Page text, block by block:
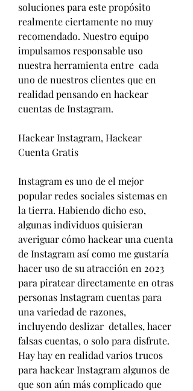
soluciones para este propósito
realmente ciertamente no muy
recomendado. Nuestro equipo
impulsamos responsable uso
nuestra herramienta entre  cada
uno de nuestros clientes que en
realidad pensando en hackear
cuentas de Instagram.
Hackear Instagram, Hackear
Cuenta Gratis
Instagram es uno de el mejor
popular redes sociales sistemas en
la tierra. Habiendo dicho eso,
algunas individuos quisieran
averiguar cómo hackear una cuenta
de Instagram así como me gustaría
hacer uso de su atracción en 2023
para piratear directamente en otras
personas Instagram cuentas para
una variedad de razones,
incluyendo deslizar  detalles, hacer
falsas cuentas, o solo para disfrute.
Hay hay en realidad varios trucos
para hackear Instagram algunos de
que son aún más complicado que